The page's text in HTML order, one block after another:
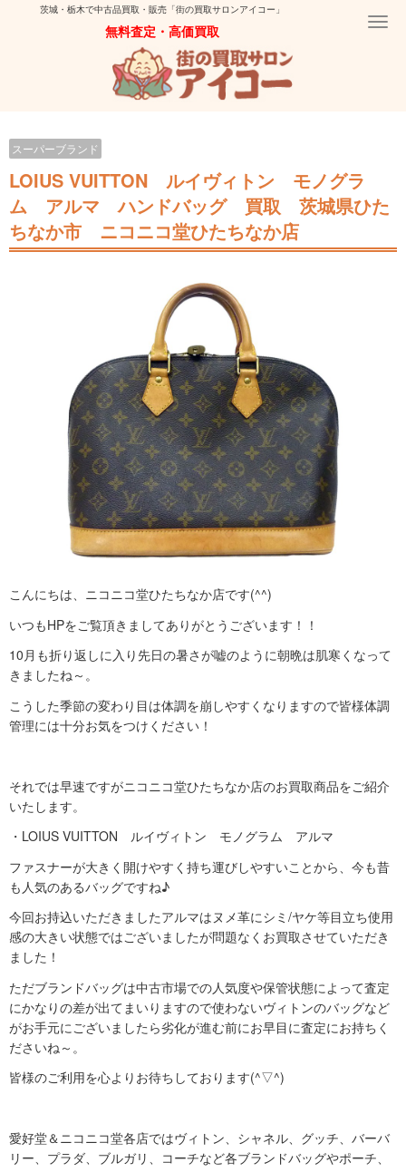
茨城・栃木で中古品買取・販売「街の買取サロンアイコー」
無料査定・高価買取
スーパーブランド
LOIUS VUITTON ルイヴィトン モノグラ
ム アルマ ハンドバッグ 買取 茨城県ひた
ちなか市 ニコニコ堂ひたちなか店
こんにちは、ニコニコ堂ひたちなか店です(^^)
いつもHPをご覧頂きましてありがとうございます！！
10月も折り返しに入り先日の暑さが嘘のように朝晩は肌寒くなって
きましたね～。
こうした季節の変わり目は体調を崩しやすくなりますので皆様体調
管理には十分お気をつけください！
それでは早速ですがニコニコ堂ひたちなか店のお買取商品をご紹介
いたします。
・LOIUS VUITTON ルイヴィトン モノグラム アルマ
ファスナーが大きく開けやすく持ち運びしやすいことから、今も昔
も人気のあるバッグですね♪
今回お持込いただきましたアルマはヌメ革にシミ/ヤケ等目立ち使用
感の大きい状態ではございましたが問題なくお買取させていただき
ました！
ただブランドバッグは中古市場での人気度や保管状態によって査定
にかなりの差が出てまいりますので使わないヴィトンのバッグなど
がお手元にございましたら劣化が進む前にお早目に査定にお持ちく
ださいね～。
皆様のご利用を心よりお待ちしております(^▽^)
愛好堂＆ニコニコ堂各店ではヴィトン、シャネル、グッチ、バーバ
リー、プラダ、ブルガリ、コーチなど各ブランドバッグやポーチ、